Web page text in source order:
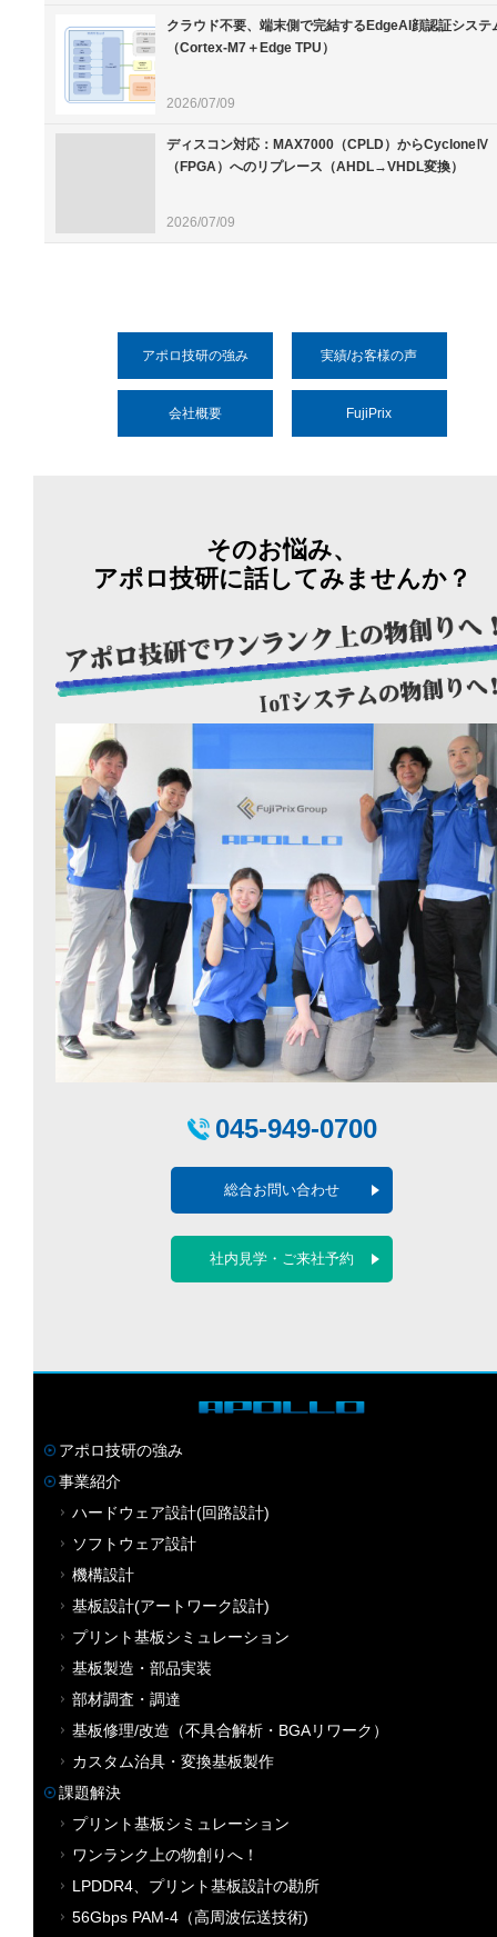
クラウド不要、端末側で完結するEdgeAI顔認証システ
（Cortex-M7＋Edge TPU）
2026/07/09
ディスコン対応：MAX7000（CPLD）からCycloneⅣ
（FPGA）へのリプレース（AHDL→VHDL変換）
2026/07/09
アポロ技研の強み 実績/お客様の声
会社概要 FujiPrix
そのお悩み、
アポロ技研に話してみませんか？
045-949-0700
総合お問い合わせ
社内見学・ご来社予約
アポロ技研の強み
事業紹介
ハードウェア設計(回路設計)
ソフトウェア設計
機構設計
基板設計(アートワーク設計)
プリント基板シミュレーション
基板製造・部品実装
部材調査・調達
基板修理/改造（不具合解析・BGAリワーク）
カスタム治具・変換基板製作
課題解決
プリント基板シミュレーション
ワンランク上の物創りへ！
LPDDR4、プリント基板設計の勘所
56Gbps PAM-4（高周波伝送技術)